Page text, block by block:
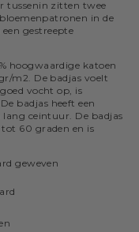
tussenin zitten twee
in de
gestreepte
hoogwaardige katoen
m2. De badjas voelt
vocht op, is
badjas heeft een
ceintuur. De badjas
60 graden en is
geweven